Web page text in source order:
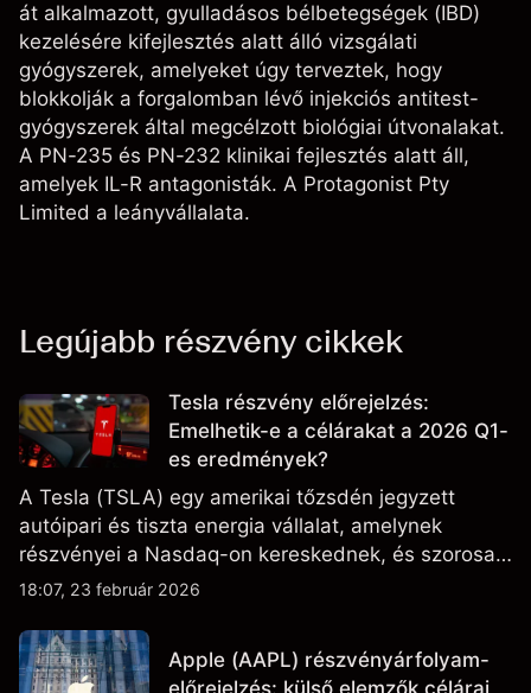
át alkalmazott, gyulladásos bélbetegségek (IBD)
kezelésére kifejlesztés alatt álló vizsgálati
gyógyszerek, amelyeket úgy terveztek, hogy
blokkolják a forgalomban lévő injekciós antitest-
gyógyszerek által megcélzott biológiai útvonalakat.
A PN-235 és PN-232 klinikai fejlesztés alatt áll,
amelyek IL-R antagonisták. A Protagonist Pty
Limited a leányvállalata.
Legújabb részvény cikkek
Tesla részvény előrejelzés:
Emelhetik-e a célárakat a 2026 Q1-
es eredmények?
A Tesla (TSLA) egy amerikai tőzsdén jegyzett
autóipari és tiszta energia vállalat, amelynek
részvényei a Nasdaq-on kereskednek, és szorosan
figyelik az eredményteljesítményt, a szállítási
fejleményeket.
18:07, 23 február 2026
Apple (AAPL) részvényárfolyam-
előrejelzés: külső elemzők célárai